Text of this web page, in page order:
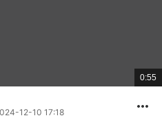
總
共
0:55
12-10 17:18